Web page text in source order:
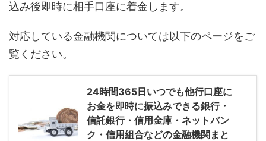
込み後即時に相手口座に着金します。
対応している金融機関については以下のページをご
覧ください。
24時間365日いつでも他行口座に
お金を即時に振込みできる銀行・
信託銀行・信用金庫・ネットバン
ク・信用組合などの金融機関まと